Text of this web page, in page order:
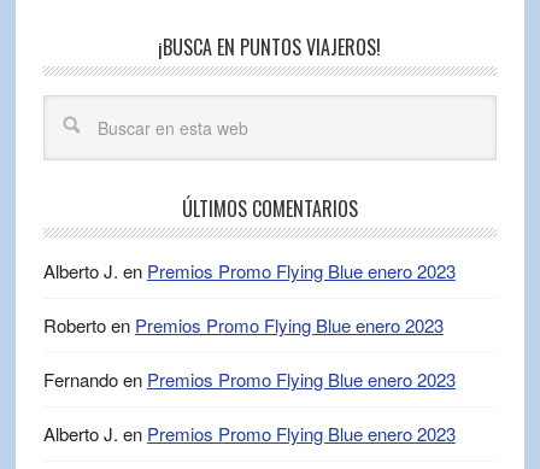
¡BUSCA EN PUNTOS VIAJEROS!
ÚLTIMOS COMENTARIOS
Alberto J. en Premios Promo Flying Blue enero 2023
Robertoen Premios Promo Flying Blue enero 2023
Fernandoen Premios Promo Flying Blue enero 2023
Alberto J. en Premios Promo Flying Blue enero 2023